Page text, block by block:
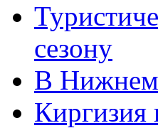
сезону
В Нижнем
Киргизия